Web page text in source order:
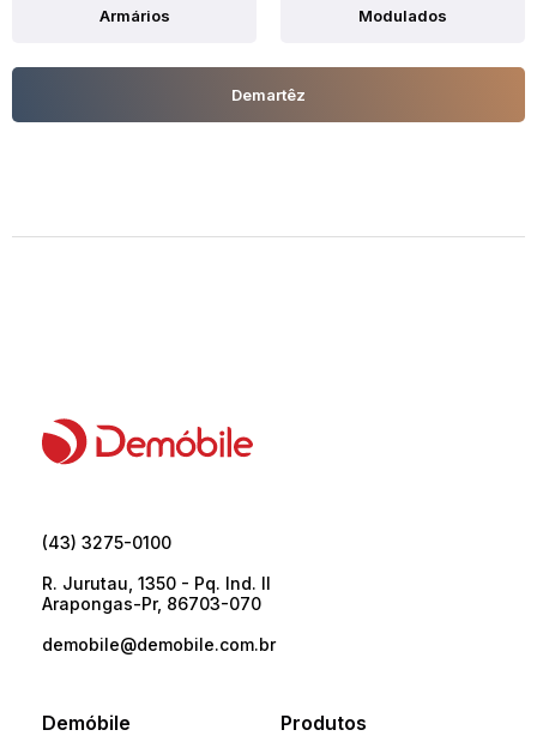
Armários Modulados
Demartêz
(43) 3275-0100
R. Jurutau, 1350 - Pq. Ind. II
Arapongas-Pr, 86703-070
demobile@demobile.com.br
Demóbile Produtos